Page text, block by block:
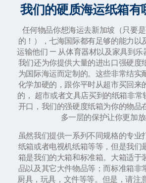
我们的硬质海运纸箱有
任何物品你想海运去新加坡（只要
的！），七海国际都有足够的能力以
运输他们 — 从体育器材以及家具到乐
我们还为你提供大量的进出口强硬度
为国际海运而定制的。这些非常结实
化学加硬的，跟你平时从超市买回来
的， 超市或者文具店买到的纸箱非常
开口，我们的强硬度纸箱为你的物品
多一层的保护让你更加放
虽然我们提供一系列不同规格的专业
纸箱或者电视机纸箱等等，但是我们
箱是我们的大箱和标准箱。大箱适于
品以及其它大件物品等；而标准箱非
厨具，玩具，文件等等。但是，请注